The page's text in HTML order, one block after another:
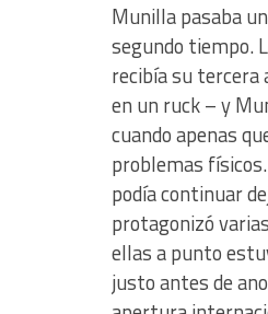
Munilla pasaba
segundo tiempo.
recibía su tercera
en un ruck – y
cuando apenas
problemas
podía continuar
protagonizó
ellas a punto
justo antes de